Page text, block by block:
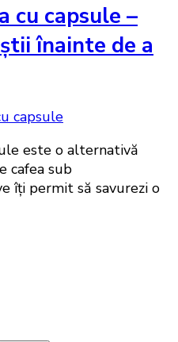
cu capsule –
înainte de a
este o alternativă
cafea sub
îți permit să savurezi o